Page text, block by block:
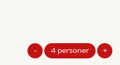
- 4 personer +